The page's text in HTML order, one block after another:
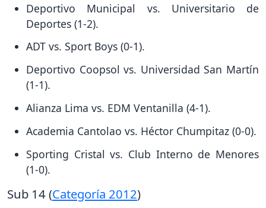
Deportivo Municipal vs. Universitario de
Deportes (1-2).
ADT vs. Sport Boys (0-1).
Deportivo Coopsol vs. Universidad San Martín
(1-1).
Alianza Lima vs. EDM Ventanilla (4-1).
Academia Cantolao vs. Héctor Chumpitaz (0-0).
Sporting Cristal vs. Club Interno de Menores
(1-0).
Sub 14 (Categoría 2012)